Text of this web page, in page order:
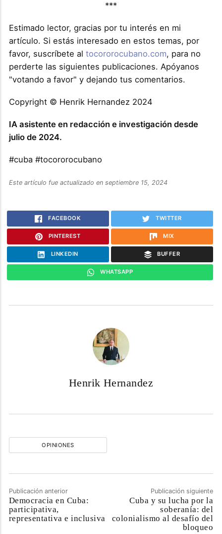
***
Estimado lector, gracias por tu interés en mi
artículo. Si estás interesado en estos temas, por
favor, suscríbete al tocororocubano.com, para no
perderte las siguientes publicaciones. Apóyanos
"votando a favor" y dejando tus comentarios.
Copyright © Henrik Hernandez 2024
IA asistente en redacción e investigación desde
julio de 2024.
#cuba #tocororocubano
Este artículo fue actualizado en septiembre 15, 2024
FACEBOOK TWITTER
PINTEREST MIX
LINKEDIN BUFFER
WHATSAPP
Henrik Hernandez
OPINIONES
Publicación anterior
Democracia en Cuba:
participativa,
representativa e inclusiva
Publicación siguiente
Cuba y su lucha por la
soberanía: del
colonialismo al desafío del
bloqueo